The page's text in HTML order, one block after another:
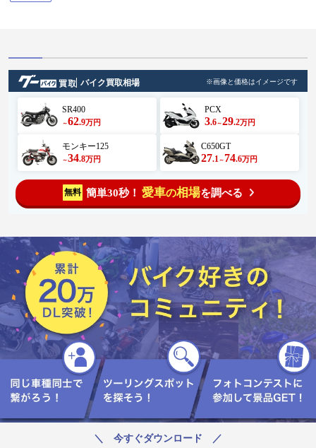
バイク買取相場 ※画像と価格はイメージです
SR400
～62.9万円
PCX
3.6～29.2万円
モンキー125
～34.8万円
C650GT
27.1 ～ 74.6万円
無料 簡単30秒！ 愛車の相場を調べる
＼ 今すぐダウンロード ／